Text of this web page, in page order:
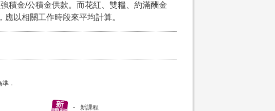
積金/公積金供款。而花紅、雙糧、約滿酬金
以相關工作時段來平均計算。
．
新課程